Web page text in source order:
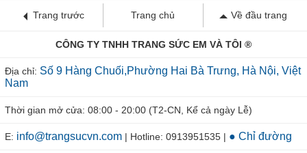
Trang trước Trang chủ Về đầu trang
CÔNG TY TNHH TRANG SỨC EM VÀ TÔI ®
Địa chỉ: Số 9 Hàng Chuối,Phường Hai Bà Trưng, Hà Nội, Việt
Nam
Thời gian mở cửa: 08:00 - 20:00 (T2-CN, Kể cả ngày Lễ)
E: info@trangsucvn.com | Hotline: 0913951535 | ● Chỉ đường